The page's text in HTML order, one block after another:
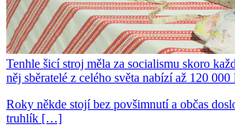
Tenhle šicí stroj měla za socialismu skoro
něj sběratelé z celého světa nabízí až 120 000
Roky někde stojí bez povšimnutí a občas
truhlík […]